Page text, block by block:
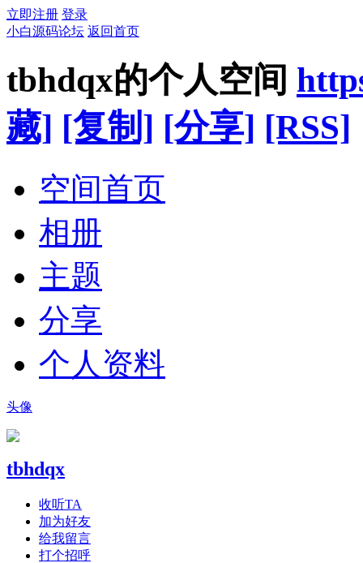
立即注册 登录
小白源码论坛 返回首页
tbhdqx的个人空间
藏] [复制] [分享] [RSS]
空间首页
相册
主题
分享
个人资料
头像
tbhdqx
收听TA
加为好友
给我留言
打个招呼